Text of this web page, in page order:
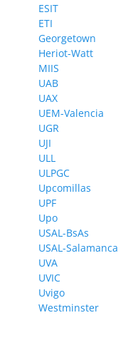
ESIT
ETI
Georgetown
Heriot-Watt
MIIS
UAB
UAX
UEM-Valencia
UGR
UJI
ULL
ULPGC
Upcomillas
UPF
Upo
USAL-BsAs
USAL-Salamanca
UVA
UVIC
Uvigo
Westminster